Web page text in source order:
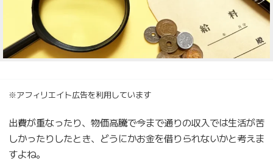
※アフィリエイト広告を利用しています
出費が重なったり、物価高騰で今まで通りの収入では生活が苦
しかったりしたとき、どうにかお金を借りられないかと考えま
すよね。